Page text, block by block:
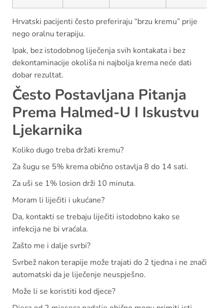
Hrvatski pacijenti često preferiraju “brzu kremu” prije
nego oralnu terapiju.
Ipak, bez istodobnog liječenja svih kontakata i bez
dekontaminacije okoliša ni najbolja krema neće dati
dobar rezultat.
Često Postavljana Pitanja
Prema Halmed-U I Iskustvu
Ljekarnika
Koliko dugo treba držati kremu?
Za šugu se 5% krema obično ostavlja 8 do 14 sati.
Za uši se 1% losion drži 10 minuta.
Moram li liječiti i ukućane?
Da, kontakti se trebaju liječiti istodobno kako se
infekcija ne bi vraćala.
Zašto me i dalje svrbi?
Svrbež nakon terapije može trajati do 2 tjedna i ne znači
automatski da je liječenje neuspješno.
Može li se koristiti kod djece?